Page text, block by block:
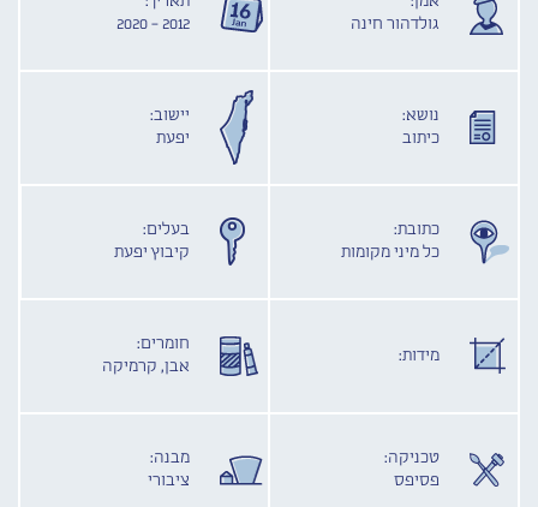
גולדהור חינה
2012 - 2020
נושא:
כיתוב
יישוב:
יפעת
כתובת:
כל מיני מקומות
בעלים:
קיבוץ יפעת
מידות:
חומרים:
אבן, קרמיקה
טכניקה:
פסיפס
מבנה:
ציבורי